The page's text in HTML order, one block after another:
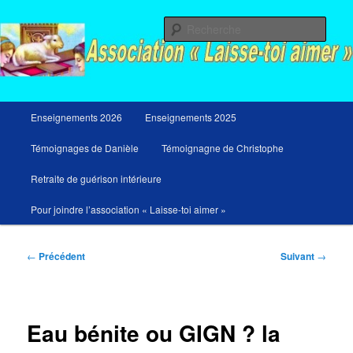
au
contenu
principal
principal
Enseignements 2026 Enseignements 2025
Témoignages de Danièle Témoignagne de Christophe
Retraite de guérison intérieure
Pour joindre l’association « Laisse-toi aimer »
Navigation
← Précédent Suivant →
Eau bénite ou GIGN ? la